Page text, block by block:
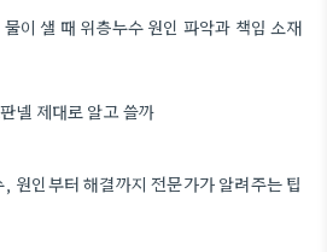
이 샐 때 위층누수 원인 파악과 책임 소재
넬 제대로 알고 쓸까
원인부터 해결까지 전문가가 알려주는 팁